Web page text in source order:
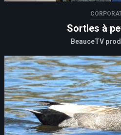
Sorties à
BeauceTV